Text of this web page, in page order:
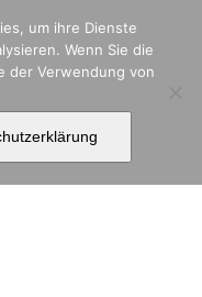
um ihre Dienste
Wenn Sie die
der Verwendung von